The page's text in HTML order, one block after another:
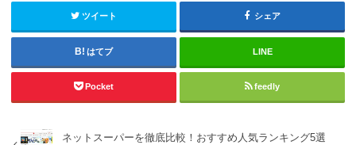
ツイート シェア
はてブ LINE
Pocket feedly
ネットスーパーを徹底比較！おすすめ人気ランキング5選